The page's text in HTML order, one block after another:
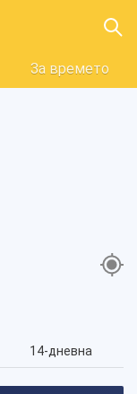
За времето
14-дневна